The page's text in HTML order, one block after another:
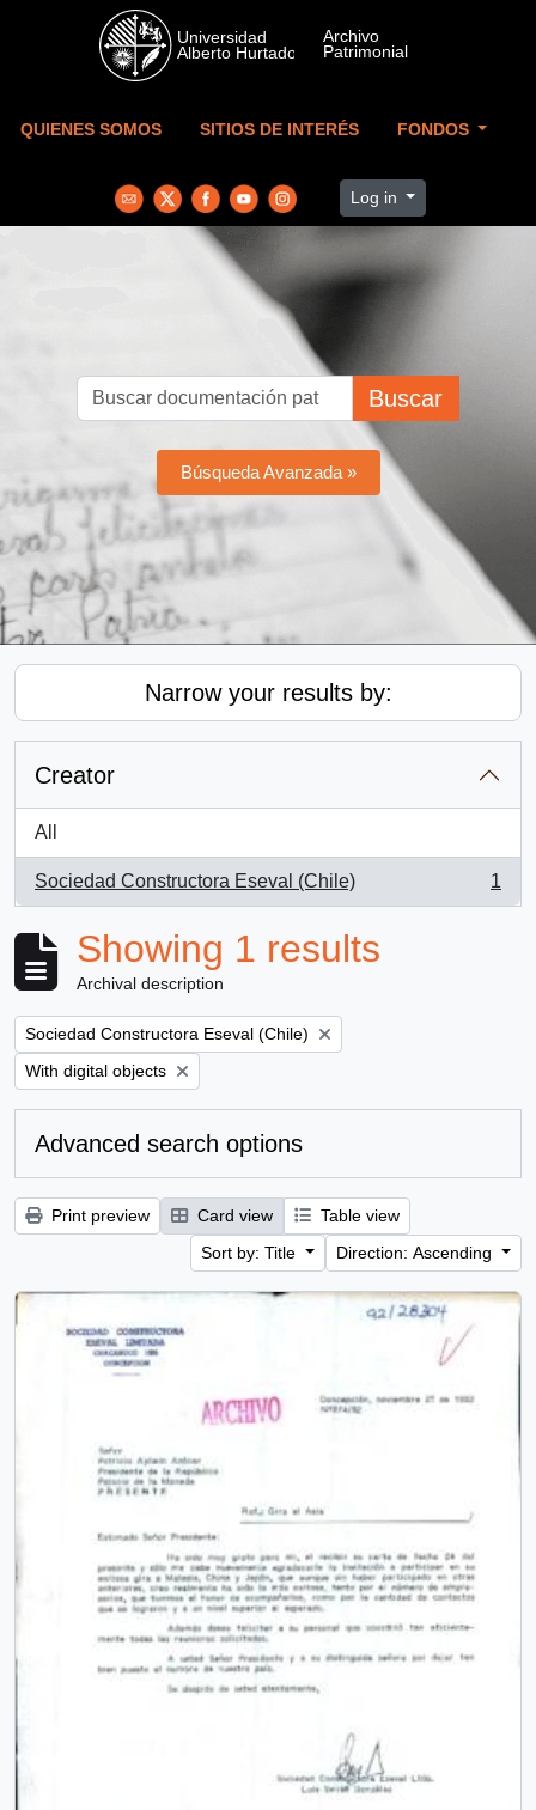
Skip to main content
QUIENES SOMOS SITIOS DE INTERÉS FONDOS
Log in
Buscar
Búsqueda Avanzada »
Narrow your results by:
Creator
All
Sociedad Constructora Eseval (Chile)
, 1 results
1
Showing 1 results
Archival description
Remove filter:
Sociedad Constructora Eseval (Chile)
Remove filter:
With digital objects
Advanced search options
Print preview Card view
Table view
Sort by: Title
Direction: Ascending